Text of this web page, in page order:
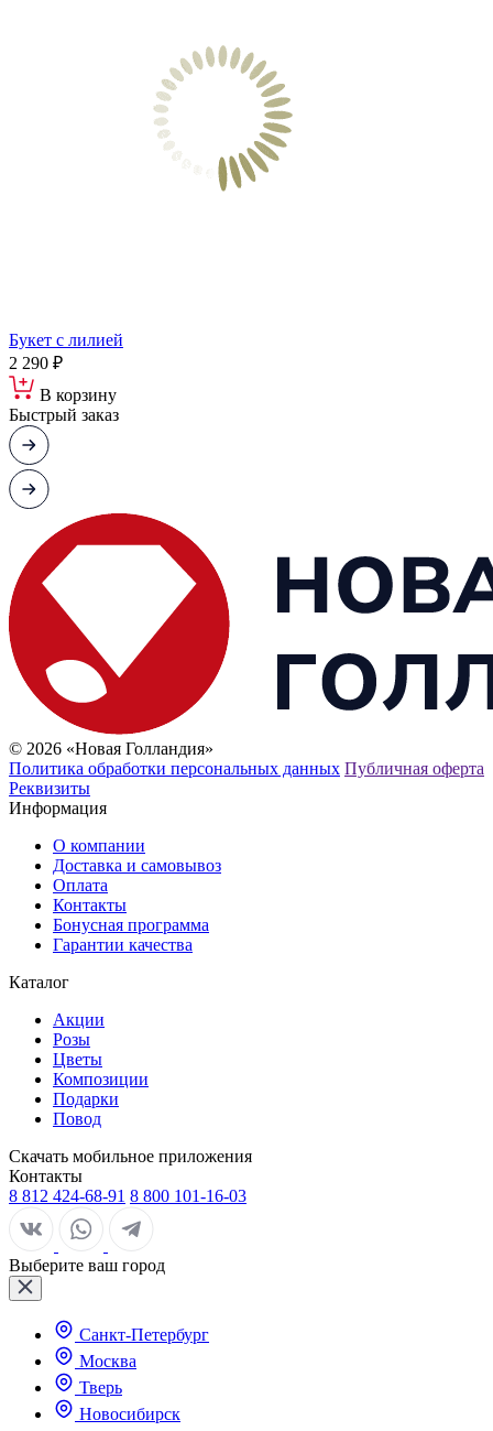
Букет с лилией
2 290 ₽
В корзину
Быстрый заказ
© 2026 «Новая Голландия»
Политика обработки персональных данных Публичная оферта
Реквизиты
Информация
О компании
Доставка и самовывоз
Оплата
Контакты
Бонусная программа
Гарантии качества
Каталог
Акции
Розы
Цветы
Композиции
Подарки
Повод
Скачать мобильное приложения
Контакты
8 812 424-68-91 8 800 101-16-03
Выберите ваш город
Санкт-Петербург
Москва
Тверь
Новосибирск